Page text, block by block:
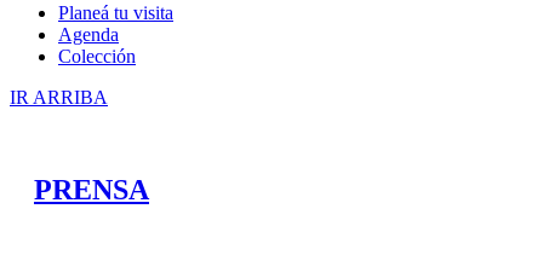
Planeá tu visita
Agenda
Colección
IR ARRIBA
PRENSA